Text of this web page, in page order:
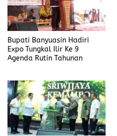
Bupati Banyuasin Hadiri
Expo Tungkal Ilir Ke 9
Agenda Rutin Tahunan